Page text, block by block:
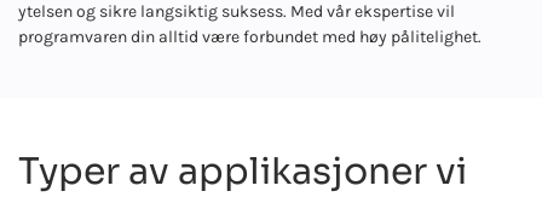
ytelsen og sikre langsiktig suksess. Med vår ekspertise vil
programvaren din alltid være forbundet med høy pålitelighet.
Typer av applikasjoner vi